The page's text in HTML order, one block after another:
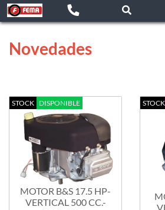
Novedades
STOCK DISPONIBLE
MOTOR B&S 17.5 HP-
VERTICAL 500 CC.-
STOCK